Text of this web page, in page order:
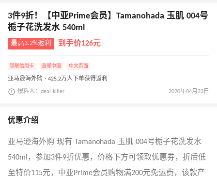
3件9折！【中亚Prime会员】Tamanohada 玉肌 004号
栀子花洗发水 540ml
最高3.2%返利 到手价126元
银联信用卡 直邮中国 中文页面
亚马逊海外购 · 425.2万人下单获得返利
爆料人：deal killer 2020年04月23日
优惠介绍
亚马逊海外购 现有 Tamanohada 玉肌 004号栀子花洗发水
540ml，参加3件9折优惠，价格下方可领取优惠券，折后低
至特价115元，中亚Prime会员购物满200元免运费，该款产